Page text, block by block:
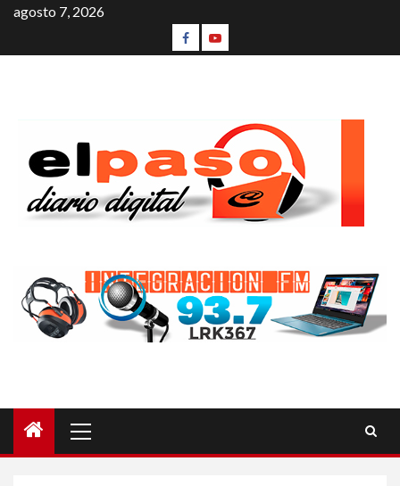
agosto 7, 2026